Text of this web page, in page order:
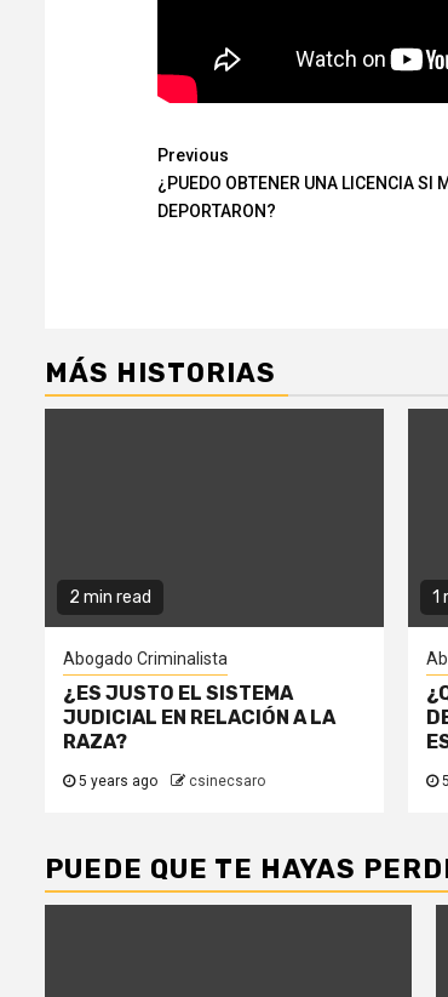
Continue
Reading
Previous
¿PUEDO OBTENER UNA LICENCIA SI
DEPORTARON?
MÁS HISTORIAS
2 min read
Abogado Criminalista
¿ES JUSTO EL SISTEMA
JUDICIAL EN RELACIÓN A LA
RAZA?
5 years ago csinecsaro
1
PUEDE QUE TE HAYAS